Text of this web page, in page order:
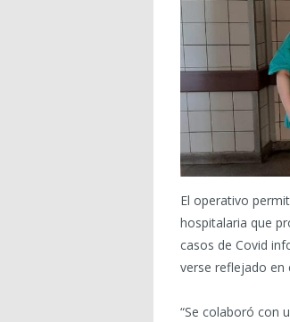
El operativo
hospitalaria que
casos de Covid
verse reflejado en
“Se colaboró con